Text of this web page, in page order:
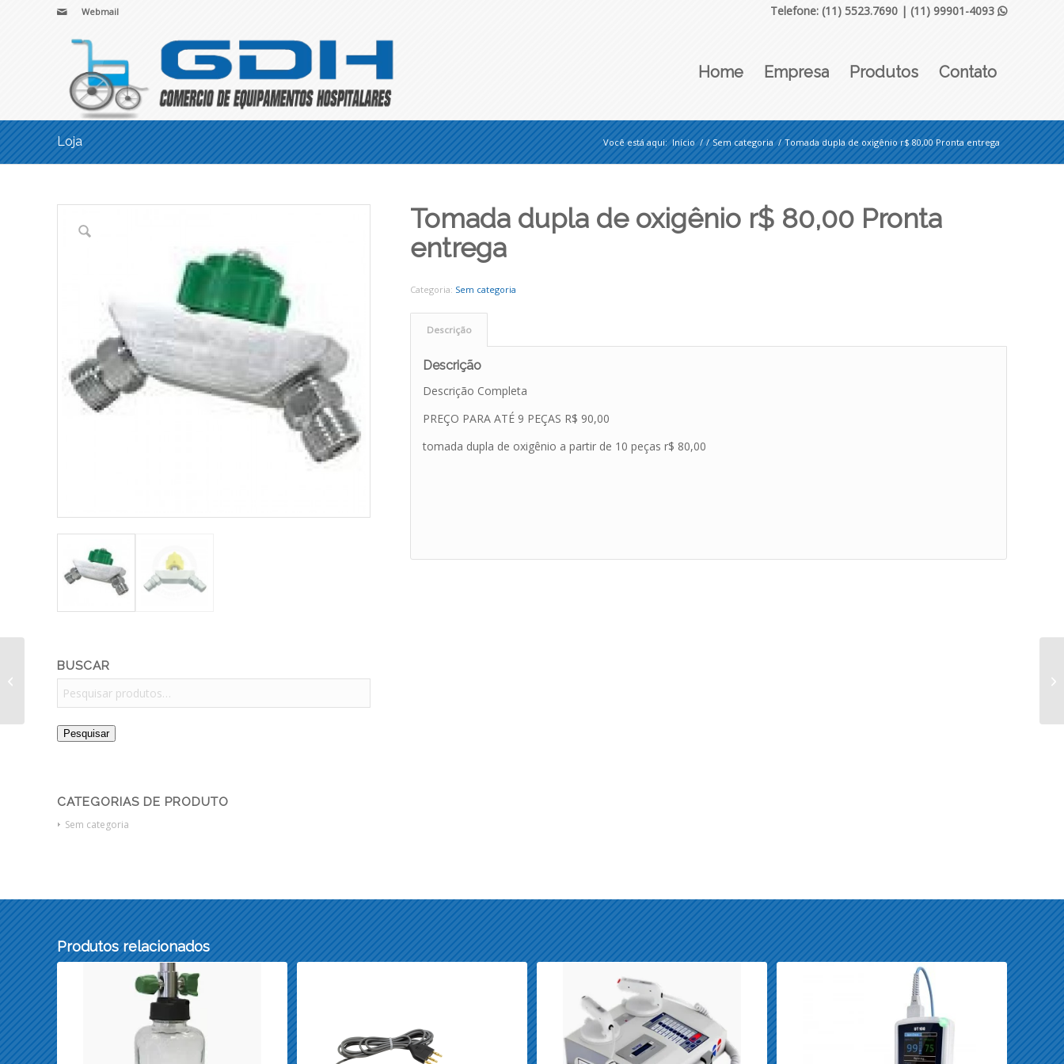
Webmail Telefone: (11) 5523.7690 | (11) 99901-4093 
Home Empresa Produtos Contato
Loja Você está aqui: Início / / Sem categoria / Tomada dupla de oxigênio r$ 80,00 Pronta entrega
BUSCAR
Pesquisar
CATEGORIAS DE PRODUTO
Sem categoria
Tomada dupla de oxigênio r$ 80,00 Pronta
entrega
Categoria: Sem categoria
Descrição
Descrição
Descrição Completa
PREÇO PARA ATÉ 9 PEÇAS R$ 90,00
tomada dupla de oxigênio a partir de 10 peças r$ 80,00
Produtos relacionados
Carro Maca Hidraulico
R$ 8.790,00